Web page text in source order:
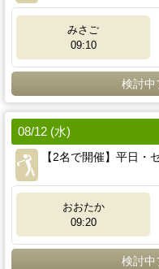
みさご
09:10
検討中
08/12 (水)
【2名で開催】平日
おおたか
09:20
検討中